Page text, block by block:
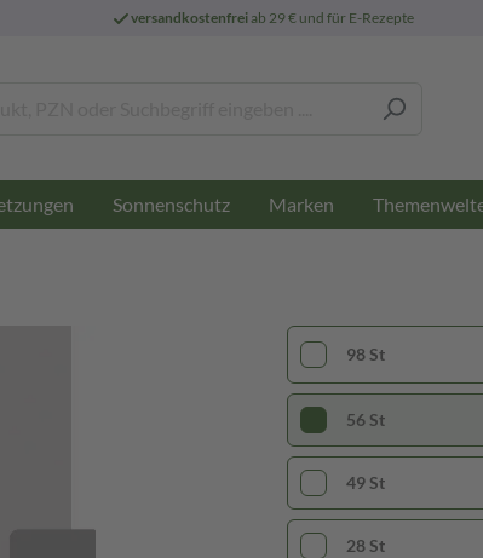
versandkostenfreiab 29 € und für E-Rezepte
Sonnenschutz Marken
98 St
56 St
49 St
28 St